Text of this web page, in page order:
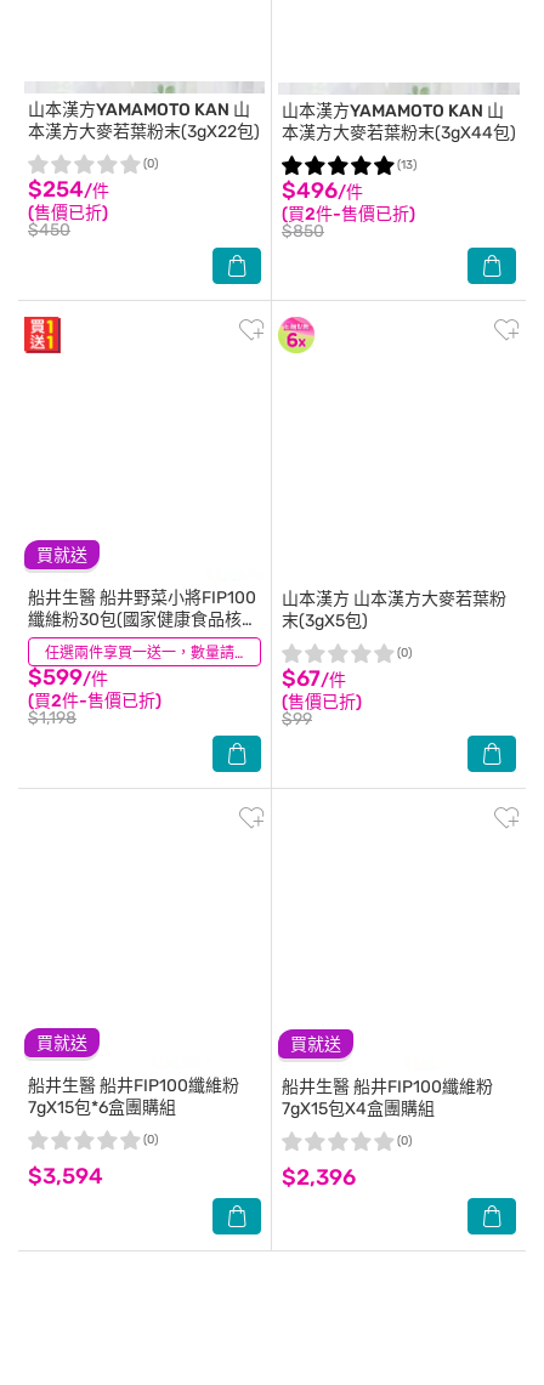
山本漢方YAMAMOTO KAN 山
本漢方大麥若葉粉末(3gX22包)
$254/件
(售價已折)
$450
(0)
山本漢方YAMAMOTO KAN 山
本漢方大麥若葉粉末(3gX44包)
$496/件
(買2件-售價已折)
$850
(13)
買就送
任選兩件享買一送一，數量請選2件
船井生醫船井野菜小將FIP100
纖維粉30包(國家健康食品核
准)
$599/件
(買2件-售價已折)
$1,198
(2)
山本漢方 山本漢方大麥若葉粉
末(3gX5包)
$67/件
(售價已折)
$99
(0)
買就送
船井生醫船井FIP100纖維粉
7gX15包*6盒團購組
$3,594
(0)
買就送
船井生醫船井FIP100纖維粉
7gX15包X4盒團購組
$2,396
(0)